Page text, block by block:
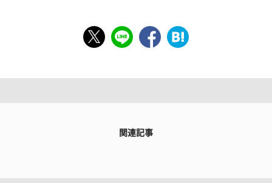
関連記事